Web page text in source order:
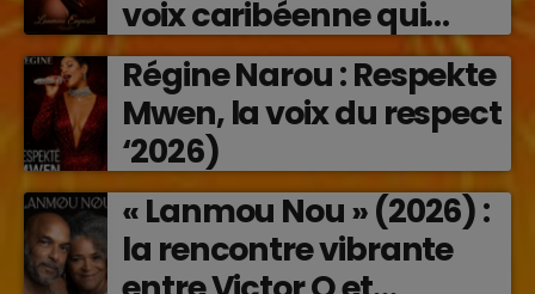
voix caribéenne qui
transforme les émotions
en musique (2026)
Régine Narou : Respekte
Mwen, la voix du respect
‘2026)
« Lanmou Nou » (2026) :
la rencontre vibrante